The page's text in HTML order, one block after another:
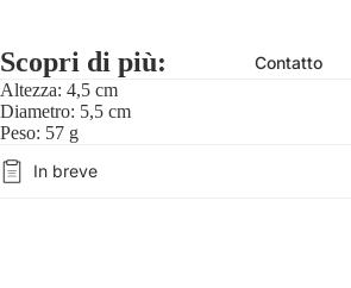
Contatto
Scopri di più:
Altezza: 4,5 cm
Diametro: 5,5 cm
Peso: 57 g
In breve